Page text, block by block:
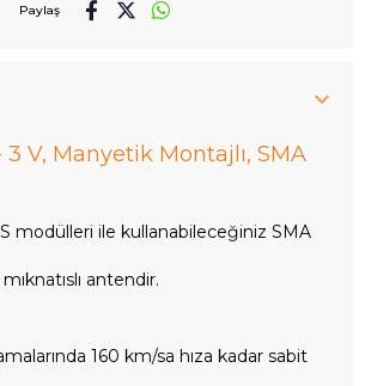
Paylaş
V, Manyetik Montajlı, SMA
modülleri ile kullanabileceğiniz SMA
antendir.
160 km/sa hıza kadar sabit